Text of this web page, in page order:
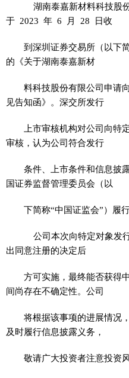
湖南泰嘉新材料科技股
于 2023 年 6 月 28 日收
到深圳证券交易所（以下
的《关于湖南泰嘉新材
料科技股份有限公司申请
见告知函》。深交所发行
上市审核机构对公司向特
审核，认为公司符合发行
条件、上市条件和信息披
国证券监督管理委员会（以
下简称“中国证监会”）履
公司本次向特定对象发
出同意注册的决定后
方可实施，最终能否获得
间尚存在不确定性。公司
将根据该事项的进展情况
及时履行信息披露义务，
敬请广大投资者注意投资风